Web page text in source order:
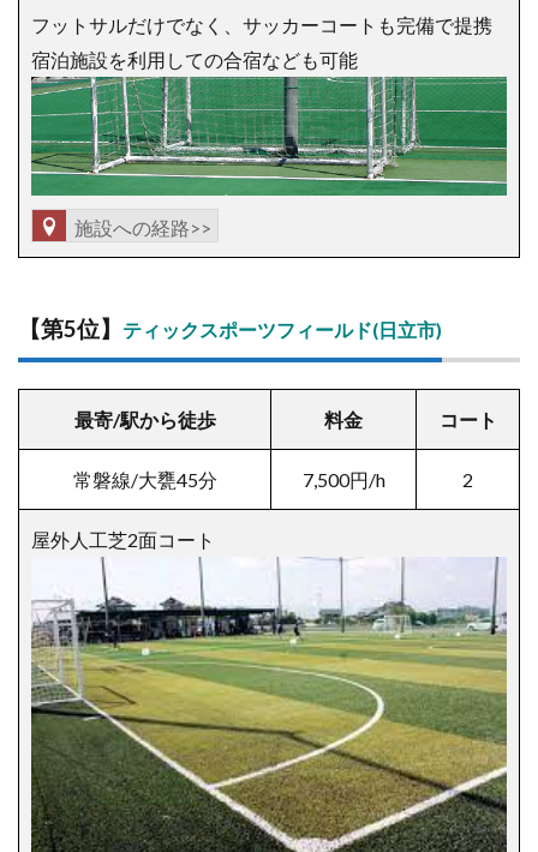
フットサルだけでなく、サッカーコートも完備で提携
宿泊施設を利用しての合宿なども可能
施設への経路>>
【第5位】 ティックスポーツフィールド(日立市)
最寄/駅から徒歩 料金 コート
常磐線/大甕45分 7,500円/h 2
屋外人工芝2面コート